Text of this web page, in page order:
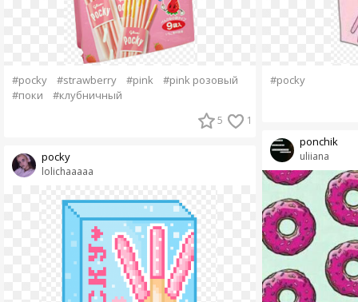
#pocky #strawberry #pink
#pink розовый
#поки
#клубничный
5 1
lolichaaaaa
pocky
#pocky
uliiana
ponchik